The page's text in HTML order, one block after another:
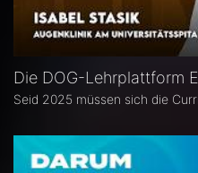
Die DOG-Lehrplattform